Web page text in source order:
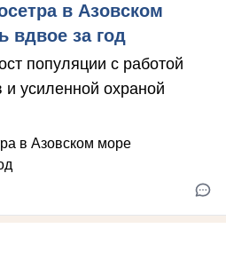
в Азовском
вдвое за год
популяции с работой
усиленной охраной